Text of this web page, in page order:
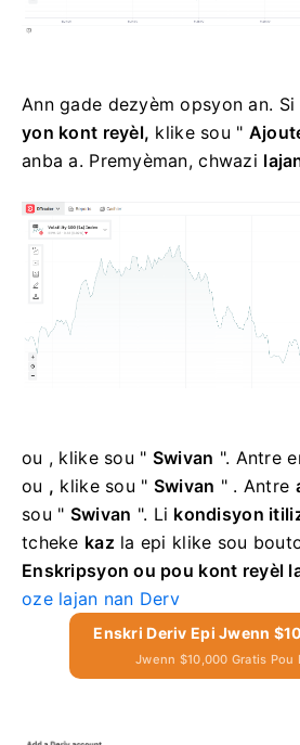
Ann gade dezyèm opsyon an.
yon kont reyèl, klike sou "
anba a. Premyèman, chwazi
ou , klike sou " Swivan ". Antre
ou , klike sou " Swivan " . Antre
sou " Swivan ". Li kondisyon
tcheke kaz la epi klike sou
Enskripsyon ou pou kont reyèl
oze lajan nan Derv
Enskri Deriv Epi Jwenn
Jwenn $10,000 Gratis Pou